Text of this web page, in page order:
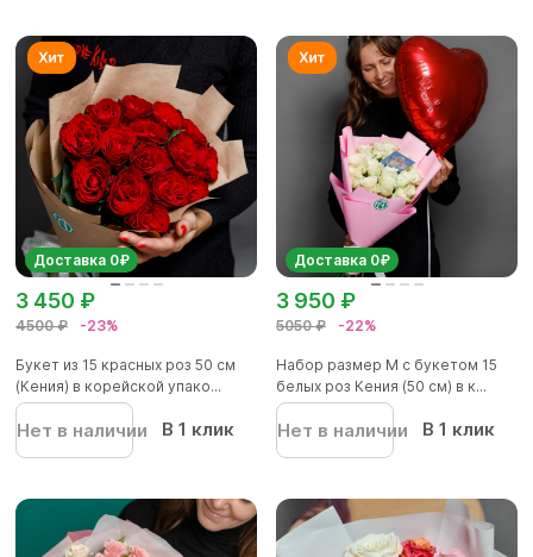
Доставка 0₽
4500 ₽ -23%
3 450 ₽
Букет из 15 красных роз 50 см
(Кения) в корейской упако...
Нет в наличии В 1 клик
Доставка 0₽
5050 ₽ -22%
3 950 ₽
Набор размер M с букетом 15
белых роз Кения (50 см) в к...
Нет в наличии В 1 клик